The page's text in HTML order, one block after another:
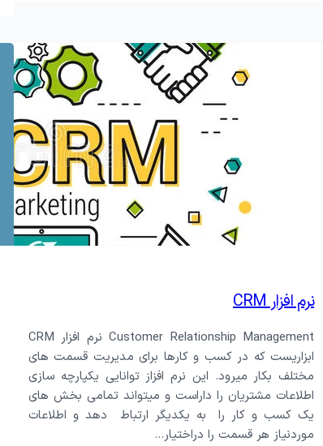
نرم افزار CRM
Customer Relationship Management نرم افزار CRM
ابزاریست که در کسب و کارها برای مدیریت قسمت های
مختلف بکار میرود. این نرم افزاز توانایی یکپارچه سازی
اطلاعات مشتریان را داراست و میتواند تمامی بخش های
یک کسب و کار را به یکدیگر ارتباط دهد و اطلاعات
موردنیاز هر قسمت را دراختیار…